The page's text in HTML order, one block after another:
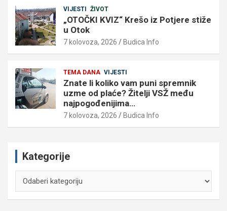
VIJESTI ŽIVOT
„OTOČKI KVIZ“ Krešo iz Potjere stiže
u Otok
7 kolovoza, 2026 Budica Info
TEMA DANA VIJESTI
Znate li koliko vam puni spremnik
uzme od plaće? Žitelji VSŽ među
najpogođenijima…
7 kolovoza, 2026 Budica Info
Kategorije